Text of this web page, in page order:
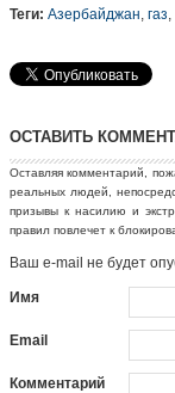
Теги: Азербайджан, газ,
ОСТАВИТЬ
Оставляя комментарий,
реальных людей,
призывы к насилию и
правил повлечет к
Ваш e-mail не будет
Имя
Email
Комментарий